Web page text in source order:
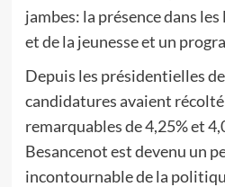
jambes: la présence dans
et de la jeunesse et un
Depuis les présidentielles
candidatures avaient récolté
remarquables de 4,25% et
Besancenot est devenu un
incontournable de la